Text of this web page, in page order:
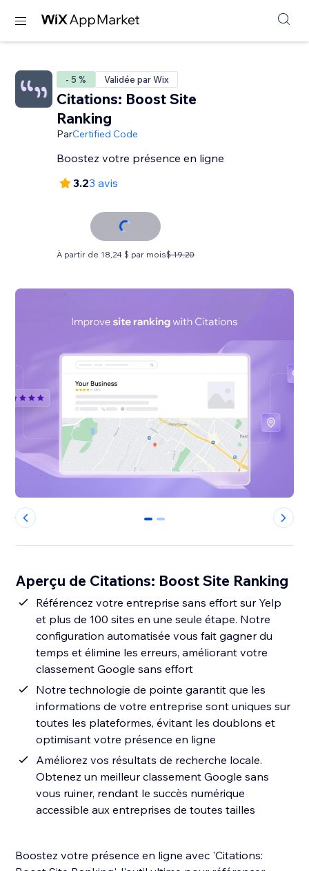
- 5 % Validée par Wix
Citations: Boost Site
Ranking
ParCertified Code
Boostez votre présence en ligne
3.23 avis
À partir de 18,24 $ par mois$ 19.20
0 1
Aperçu de Citations: Boost Site Ranking
Référencez votre entreprise sans effort sur Yelp
et plus de 100 sites en une seule étape. Notre
configuration automatisée vous fait gagner du
temps et élimine les erreurs, améliorant votre
classement Google sans effort
Notre technologie de pointe garantit que les
informations de votre entreprise sont uniques sur
toutes les plateformes, évitant les doublons et
optimisant votre présence en ligne
Améliorez vos résultats de recherche locale.
Obtenez un meilleur classement Google sans
vous ruiner, rendant le succès numérique
accessible aux entreprises de toutes tailles
Boostez votre présence en ligne avec 'Citations: